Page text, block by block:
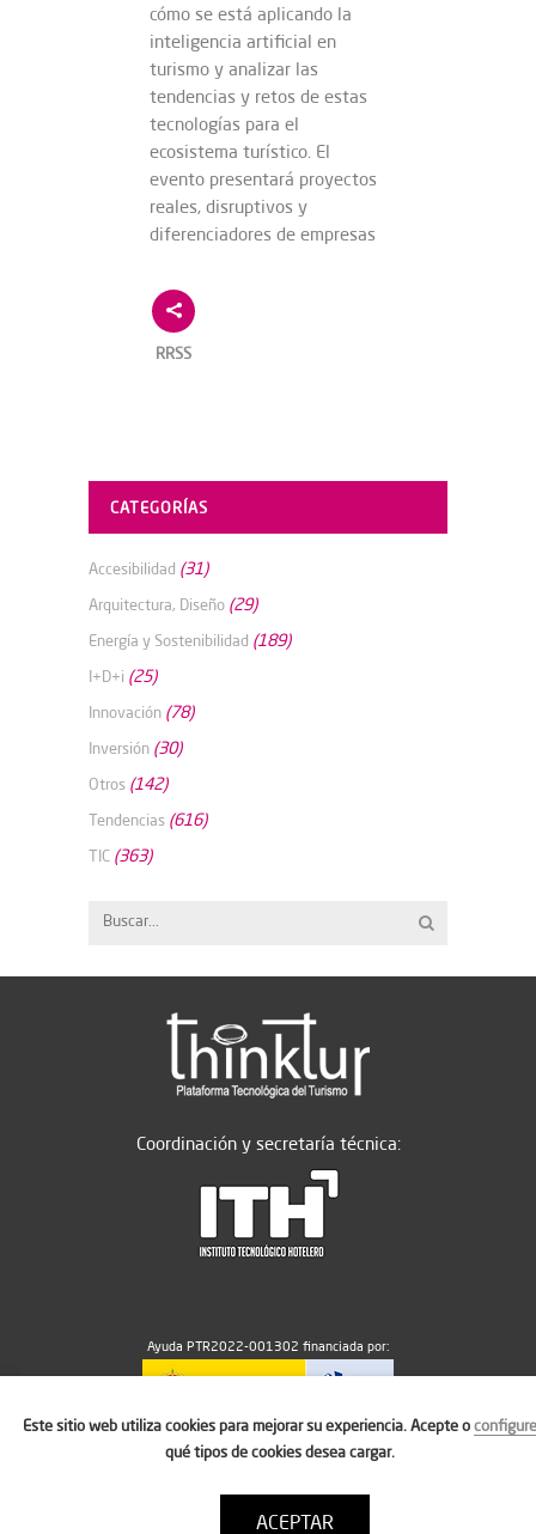
cómo se está aplicando la
inteligencia artificial en
turismo y analizar las
tendencias y retos de estas
tecnologías para el
ecosistema turístico. El
evento presentará proyectos
reales, disruptivos y
diferenciadores de empresas
RRSS
CATEGORÍAS
Accesibilidad (31)
Arquitectura, Diseño (29)
Energía y Sostenibilidad (189)
I+D+i (25)
Innovación (78)
Inversión (30)
Otros (142)
Tendencias (616)
TIC (363)
Coordinación y secretaría técnica:
Ayuda PTR2022-001302 financiada por:
MICIU/AEI/10.13039/501100011033
Este sitio web utiliza cookies para mejorar su experiencia. Acepte oconfigure
qué tipos de cookies desea cargar.
ACEPTAR